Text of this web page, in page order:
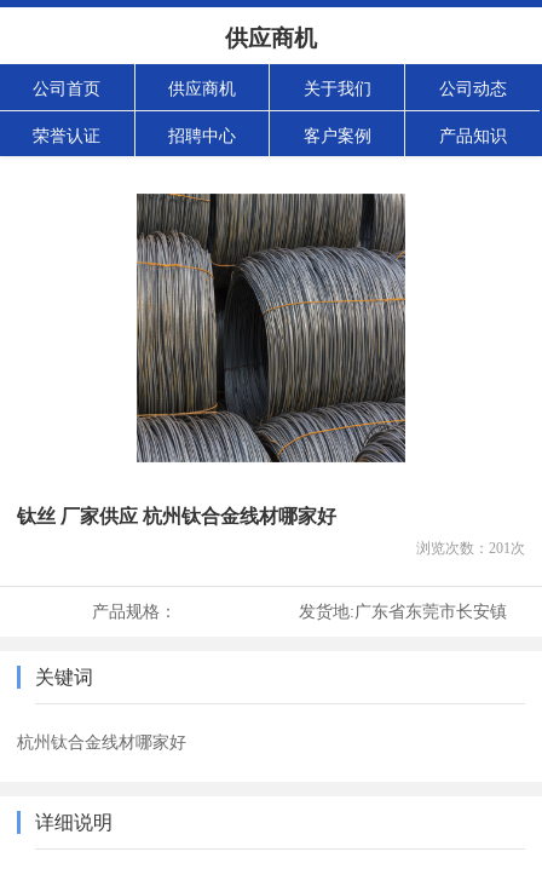
供应商机
公司首页 供应商机 关于我们 公司动态
荣誉认证 招聘中心 客户案例 产品知识
钛丝 厂家供应 杭州钛合金线材哪家好
浏览次数： 201次
产品规格： 发货地:广东省东莞市长安镇
关键词
杭州钛合金线材哪家好
详细说明